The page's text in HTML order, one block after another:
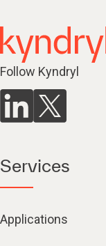
Follow Kyndryl
Services
Applications